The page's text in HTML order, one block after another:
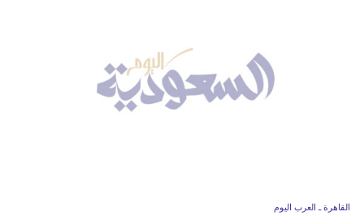
القاهرة ـ العرب اليوم